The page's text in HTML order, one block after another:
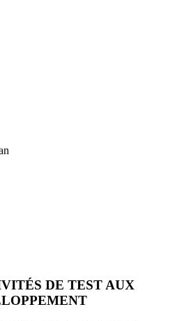
DE TEST AUX